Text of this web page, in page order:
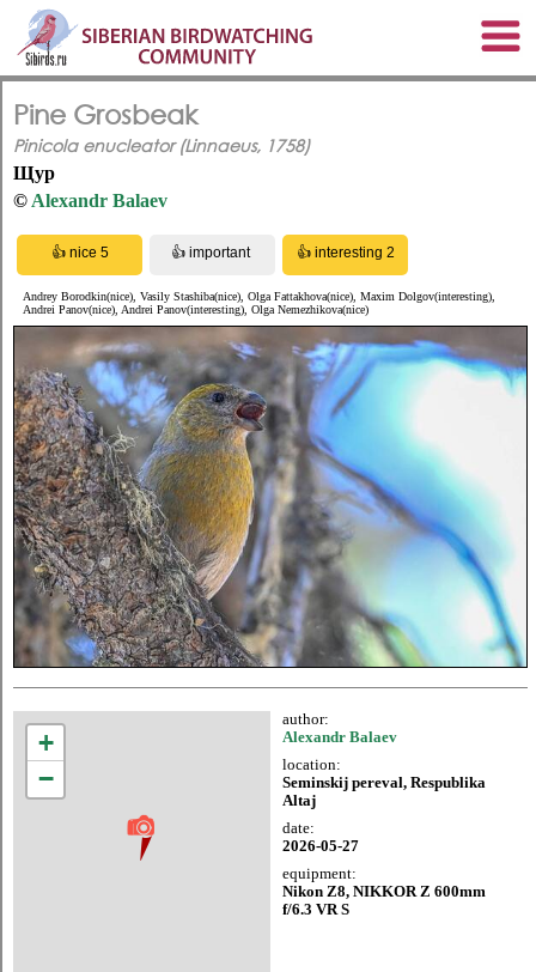
Pine Grosbeak
Pinicola enucleator (Linnaeus, 1758)
Щур
© Alexandr Balaev
Andrey Borodkin(nice), Vasily Stashiba(nice), Olga Fattakhova(nice), Maxim Dolgov(interesting),
Andrei Panov(nice), Andrei Panov(interesting), Olga Nemezhikova(nice)
+
−
author:
Alexandr Balaev
location:
Seminskij pereval, Respublika
Altaj
date:
2026-05-27
equipment:
Nikon Z8, NIKKOR Z 600mm
f/6.3 VR S